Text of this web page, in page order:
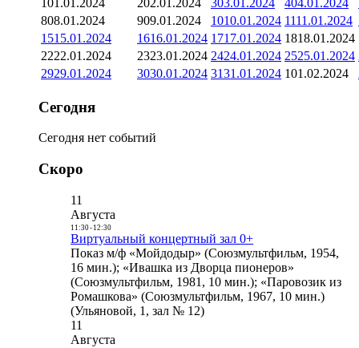
101.01.2024 202.01.2024 303.01.2024 404.01.2024
808.01.2024 909.01.2024 1010.01.2024 1111.01.2024
1515.01.2024 1616.01.2024 1717.01.2024 1818.01.2024
2222.01.2024 2323.01.2024 2424.01.2024 2525.01.2024
2929.01.2024 3030.01.2024 3131.01.2024 101.02.2024
Сегодня
Сегодня нет событий
Скоро
11
Августа
11:30- 12:30
Виртуальный концертный зал 0+
Показ м/ф «Мойдодыр» (Союзмультфильм, 1954,
16 мин.); «Ивашка из Дворца пионеров»
(Союзмультфильм, 1981, 10 мин.); «Паровозик из
Ромашкова» (Союзмультфильм, 1967, 10 мин.)
(Ульяновой, 1, зал № 12)
11
Августа